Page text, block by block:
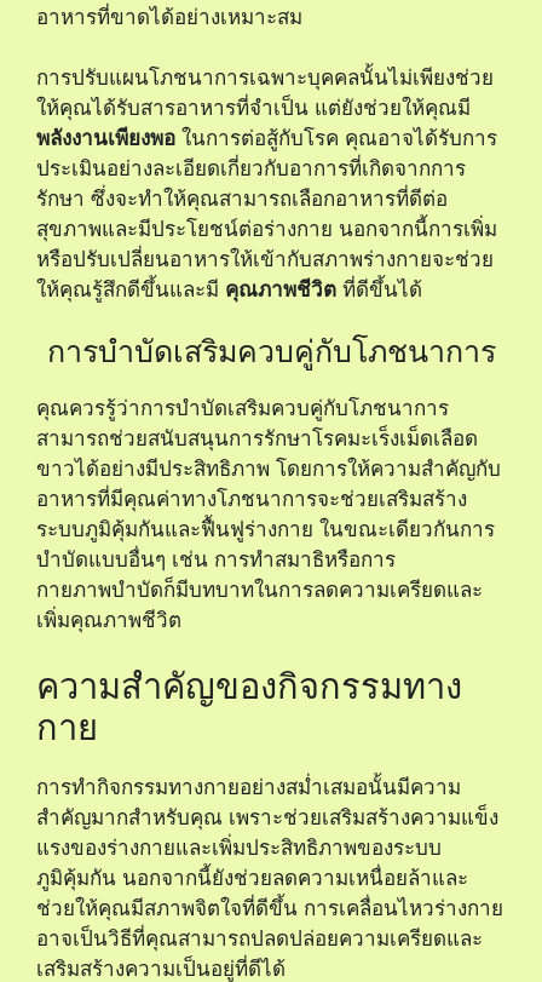
อาหารที่ขาดได้อย่างเหมาะสม
การปรับแผนโภชนาการเฉพาะบุคคลนั้นไม่เพียงช่วย
ให้คุณได้รับสารอาหารที่จำเป็น แต่ยังช่วยให้คุณมี
พลังงานเพียงพอ ในการต่อสู้กับโรค คุณอาจได้รับการ
ประเมินอย่างละเอียดเกี่ยวกับอาการที่เกิดจากการ
รักษา ซึ่งจะทำให้คุณสามารถเลือกอาหารที่ดีต่อ
สุขภาพและมีประโยชน์ต่อร่างกาย นอกจากนี้การเพิ่ม
หรือปรับเปลี่ยนอาหารให้เข้ากับสภาพร่างกายจะช่วย
ให้คุณรู้สึกดีขึ้นและมี คุณภาพชีวิต ที่ดีขึ้นได้
การบำบัดเสริมควบคู่กับโภชนาการ
คุณควรรู้ว่าการบำบัดเสริมควบคู่กับโภชนาการ
สามารถช่วยสนับสนุนการรักษาโรคมะเร็งเม็ดเลือด
ขาวได้อย่างมีประสิทธิภาพ โดยการให้ความสำคัญกับ
อาหารที่มีคุณค่าทางโภชนาการจะช่วยเสริมสร้าง
ระบบภูมิคุ้มกันและฟื้นฟูร่างกาย ในขณะเดียวกันการ
บำบัดแบบอื่นๆ เช่น การทำสมาธิหรือการ
กายภาพบำบัดก็มีบทบาทในการลดความเครียดและ
เพิ่มคุณภาพชีวิต
ความสำคัญของกิจกรรมทาง
กาย
การทำกิจกรรมทางกายอย่างสม่ำเสมอนั้นมีความ
สำคัญมากสำหรับคุณ เพราะช่วยเสริมสร้างความแข็ง
แรงของร่างกายและเพิ่มประสิทธิภาพของระบบ
ภูมิคุ้มกัน นอกจากนี้ยังช่วยลดความเหนื่อยล้าและ
ช่วยให้คุณมีสภาพจิตใจที่ดีขึ้น การเคลื่อนไหวร่างกาย
อาจเป็นวิธีที่คุณสามารถปลดปล่อยความเครียดและ
เสริมสร้างความเป็นอยู่ที่ดีได้